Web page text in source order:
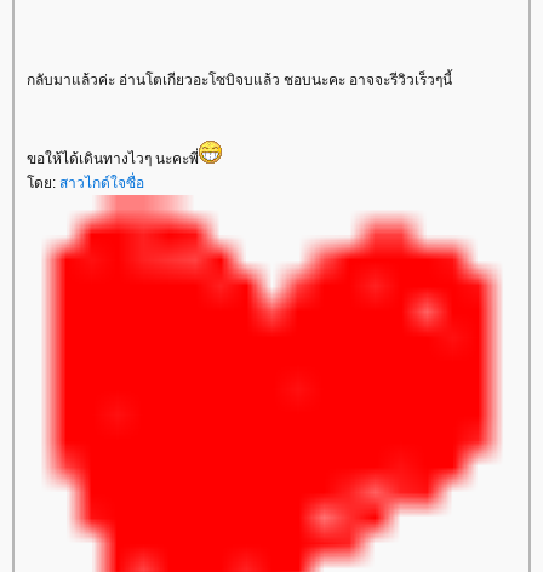
กลับมาแล้วค่ะ อ่านโตเกียวอะโซบิจบแล้ว ชอบนะคะ อาจจะรีวิวเร็วๆนี้
ขอให้ได้เดินทางไวๆ นะคะพี่
ดย: สาวไกด์ใจซื่อ